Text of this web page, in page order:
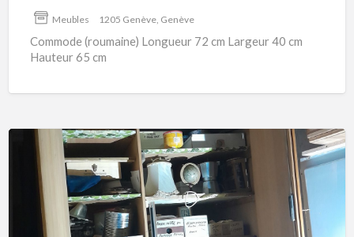
Meubles 1205 Genève, Genève
Commode (roumaine) Longueur 72 cm Largeur 40 cm
Hauteur 65 cm
Armoire